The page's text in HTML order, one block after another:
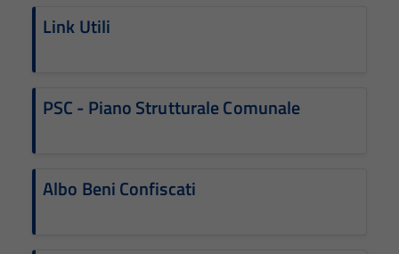
Link Utili
PSC - Piano Strutturale Comunale
Albo Beni Confiscati